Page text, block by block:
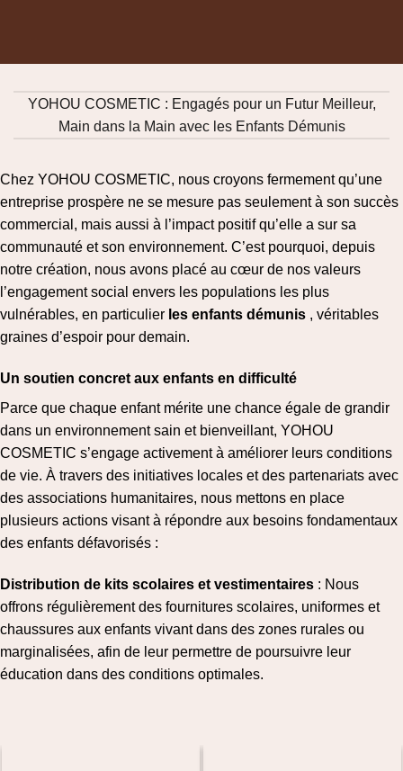
YOHOU COSMETIC : Engagés pour un Futur Meilleur,
Main dans la Main avec les Enfants Démunis
Chez YOHOU COSMETIC, nous croyons fermement qu’une
entreprise prospère ne se mesure pas seulement à son succès
commercial, mais aussi à l’impact positif qu’elle a sur sa
communauté et son environnement. C’est pourquoi, depuis
notre création, nous avons placé au cœur de nos valeurs
l’engagement social envers les populations les plus
vulnérables, en particulier les enfants démunis , véritables
graines d’espoir pour demain.
Un soutien concret aux enfants en difficulté
Parce que chaque enfant mérite une chance égale de grandir
dans un environnement sain et bienveillant, YOHOU
COSMETIC s’engage activement à améliorer leurs conditions
de vie. À travers des initiatives locales et des partenariats avec
des associations humanitaires, nous mettons en place
plusieurs actions visant à répondre aux besoins fondamentaux
des enfants défavorisés :
Distribution de kits scolaires et vestimentaires : Nous
offrons régulièrement des fournitures scolaires, uniformes et
chaussures aux enfants vivant dans des zones rurales ou
marginalisées, afin de leur permettre de poursuivre leur
éducation dans des conditions optimales.